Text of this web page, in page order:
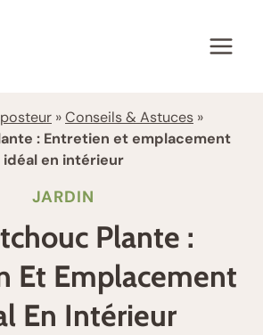
»Conseils & Astuces »
: Entretien et emplacement
idéal en intérieur
JARDIN
Plante :
Et Emplacement
En Intérieur